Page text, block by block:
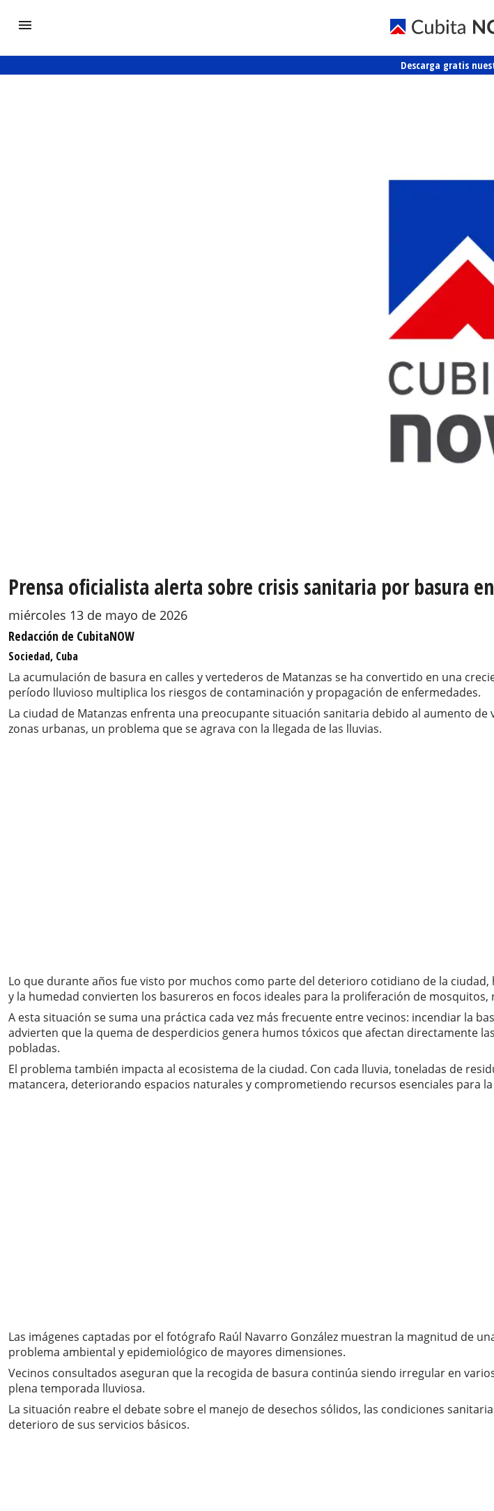
Descarga gratis
Prensa oficialista alerta sobre crisis sanitaria por basura
miércoles 13 de mayo de 2026
Redacción de CubitaNOW
Sociedad, Cuba
La acumulación de basura en calles y vertederos de Matanzas se ha convertido en una
período lluvioso multiplica los riesgos de contaminación y propagación de enfermedades.
La ciudad de Matanzas enfrenta una preocupante situación sanitaria debido al aumento
zonas urbanas, un problema que se agrava con la llegada de las lluvias.
Lo que durante años fue visto por muchos como parte del deterioro cotidiano de la
y la humedad convierten los basureros en focos ideales para la proliferación de
A esta situación se suma una práctica cada vez más frecuente entre vecinos: incendiar la
advierten que la quema de desperdicios genera humos tóxicos que afectan directamente
pobladas.
El problema también impacta al ecosistema de la ciudad. Con cada lluvia, toneladas de
matancera, deteriorando espacios naturales y comprometiendo recursos esenciales para
Las imágenes captadas por el fotógrafo Raúl Navarro González muestran la magnitud de
problema ambiental y epidemiológico de mayores dimensiones.
Vecinos consultados aseguran que la recogida de basura continúa siendo irregular en
plena temporada lluviosa.
La situación reabre el debate sobre el manejo de desechos sólidos, las condiciones
deterioro de sus servicios básicos.